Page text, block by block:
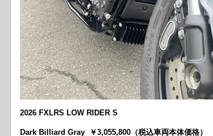
2026 FXLRS LOW RIDER S
Dark Billiard Gray ￥3,055,800（税込車両本体価格）